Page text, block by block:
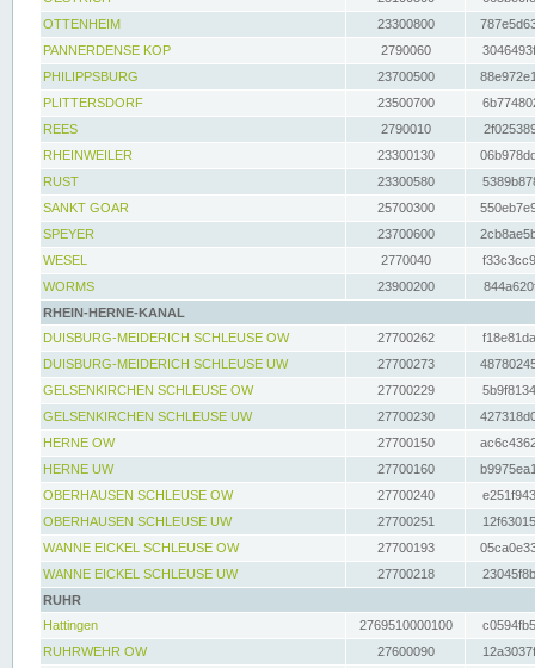
OTTENHEIM
23300800
PANNERDENSE KOP
2790060
PHILIPPSBURG
23700500
PLITTERSDORF
23500700
REES
2790010
RHEINWEILER
23300130
RUST
23300580
SANKT GOAR
25700300
SPEYER
23700600
WESEL
2770040
WORMS
23900200
RHEIN-HERNE-KANAL
DUISBURG-MEIDERICH SCHLEUSE OW
27700262
DUISBURG-MEIDERICH SCHLEUSE UW
27700273
GELSENKIRCHEN SCHLEUSE OW
27700229
GELSENKIRCHEN SCHLEUSE UW
27700230
HERNE OW
27700150
HERNE UW
27700160
OBERHAUSEN SCHLEUSE OW
27700240
OBERHAUSEN SCHLEUSE UW
27700251
WANNE EICKEL SCHLEUSE OW
27700193
WANNE EICKEL SCHLEUSE UW
27700218
RUHR
Hattingen
2769510000100
RUHRWEHR OW
27600090